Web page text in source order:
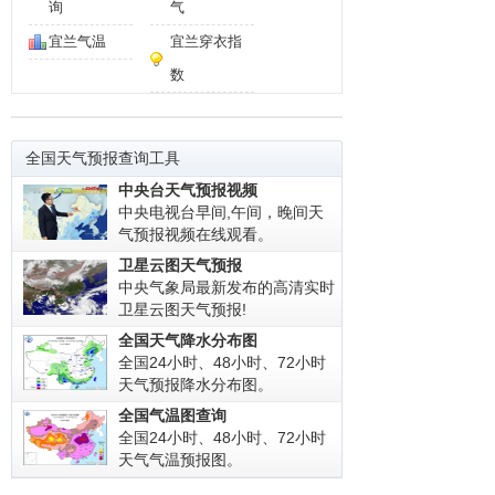
询
气
宜兰气温
宜兰穿衣指
数
全国天气预报查询工具
中央台天气预报视频
中央电视台早间,午间，晚间天
气预报视频在线观看。
卫星云图天气预报
中央气象局最新发布的高清实时
卫星云图天气预报!
全国天气降水分布图
全国24小时、48小时、72小时
天气预报降水分布图。
全国气温图查询
全国24小时、48小时、72小时
天气气温预报图。